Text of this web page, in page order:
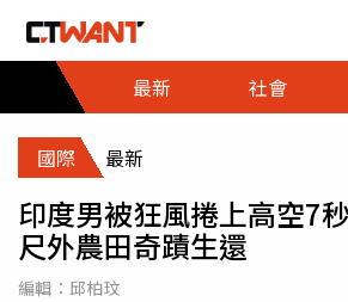
最新
社會
國際 最新
印度男被狂風捲上高空7
尺外農田奇蹟生還
編輯： 邱柏玟